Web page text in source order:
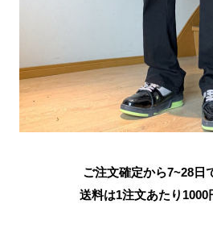
ご注文確定から7~28日
送料は1注文あたり 1000